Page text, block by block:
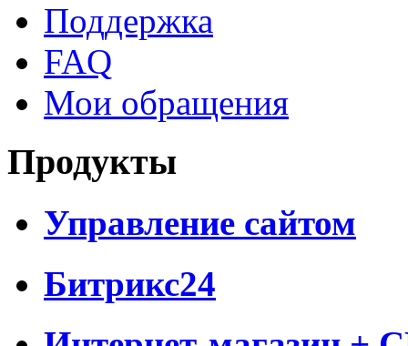
Поддержка
FAQ
Мои обращения
Продукты
Управление сайтом
Битрикс24